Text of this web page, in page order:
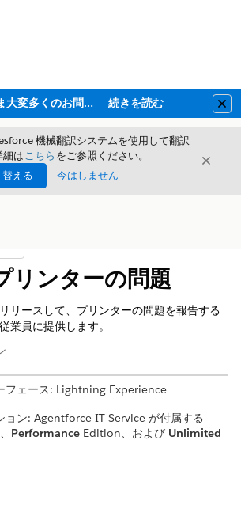
ただいま大変多くのお問い合わせをいただいており、ご連絡までにお時間を頂戴しております 続きを読む
機械翻訳システムを使用して翻訳
細はこちら をご参照ください。
える
今はしません
閉じる
リンターの問題
リースして、プリンターの問題を報告する
業員に提供します。
フェース: Lightning Experience
ョン: Agentforce IT Service が付属する
Performance Edition、および Unlimited
トレコードが作成され、効率的にトラブル
す。テンプレートに含まれている内容を確